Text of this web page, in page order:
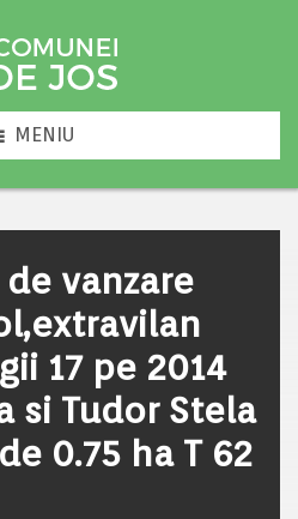
MENIU
vanzare
17 pe 2014
si Tudor Stela
0.75 ha T 62